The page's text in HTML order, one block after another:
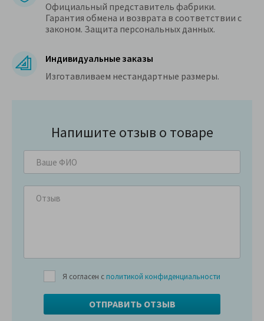
Официальный представитель фабрики.
Гарантия обмена и возврата в соответствии с
законом. Защита персональных данных.
Индивидуальные заказы
Изготавливаем нестандартные размеры.
Напишите отзыв о товаре
Я согласен с политикой конфиденциальности